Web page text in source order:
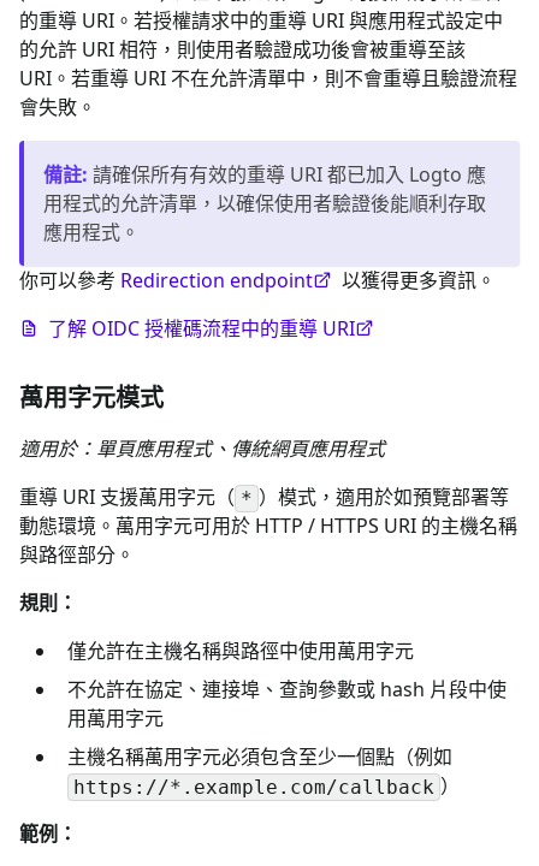
的重導 URI。若授權請求中的重導 URI 與應用程式設定中
的允許 URI 相符，則使用者驗證成功後會被重導至該
URI。若重導 URI 不在允許清單中，則不會重導且驗證流程
會失敗。
備註: 請確保所有有效的重導 URI 都已加入 Logto 應
用程式的允許清單，以確保使用者驗證後能順利存取
應用程式。
你可以參考 Redirection endpoint
以獲得更多資訊。
了解 OIDC 授權碼流程中的重導 URI
萬用字元模式
適用於：單頁應用程式、傳統網頁應用程式
重導 URI 支援萬用字元（ * ）模式，適用於如預覽部署等
動態環境。萬用字元可用於 HTTP / HTTPS URI 的主機名稱
與路徑部分。
規則：
僅允許在主機名稱與路徑中使用萬用字元
不允許在協定、連接埠、查詢參數或 hash 片段中使
用萬用字元
主機名稱萬用字元必須包含至少一個點（例如
https://*.example.com/callback ）
範例：